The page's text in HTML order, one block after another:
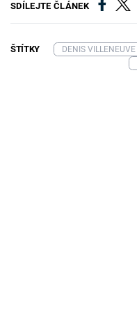
SDÍLEJTE ČLÁNEK
ŠTÍTKY DENIS VILLENEUVE